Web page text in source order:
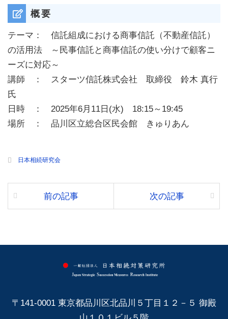
概要
テーマ： 信託組成における商事信託（不動産信託）
の活用法 ～民事信託と商事信託の使い分けで顧客ニ
ーズに対応～
講師 ： スターツ信託株式会社 取締役 鈴木 真行
氏
日時 ： 2025年6月11日(水) 18:15～19:45
場所 ： 品川区立総合区民会館 きゅりあん
日本相続研究会
前の記事 次の記事
〒141-0001 東京都品川区北品川５丁目１２－５ 御殿